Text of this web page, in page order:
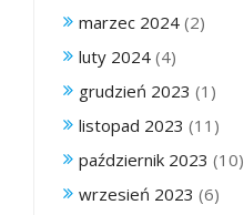
marzec 2024 (2)
luty 2024 (4)
grudzień 2023 (1)
listopad 2023 (11)
październik 2023 (10)
wrzesień 2023 (6)